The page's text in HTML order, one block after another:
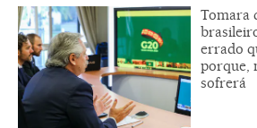
Tomara
errado
porque,
sofrerá